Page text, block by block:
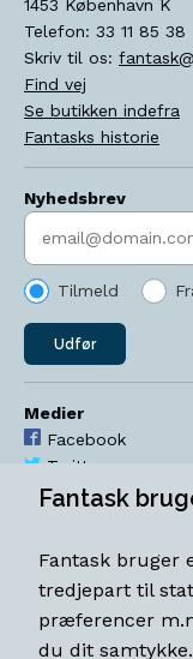
1453 København K
Telefon: 33 11 85 38
Skriv til os:
Find vej
Se butikken indefra
Fantasks historie
Nyhedsbrev
Indtast søgeord
Tilmeld
Udfør
Medier
Facebook
Twitter
YouTube
Åbningstider
Mandag-torsdag 11-18
Fredag 11-18.30
Fantask
Fantask bruger
tredjepart til
præferencer
du dit samtykke.